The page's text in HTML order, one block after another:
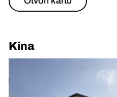
Kina